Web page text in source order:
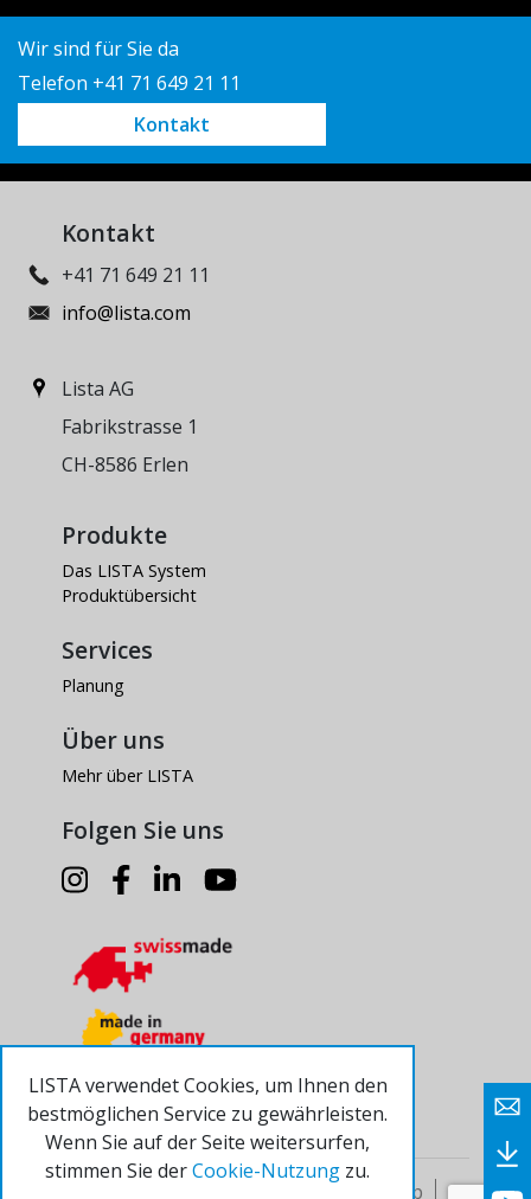
LISTA verwendet Cookies, um Ihnen den
bestmöglichen Service zu gewährleisten.
Wenn Sie auf der Seite weitersurfen,
stimmen Sie derCookie-Nutzung zu.
Wir sind für Sie da
Telefon +41 71 649 21 11
Kontakt
Kontakt
+41 71 649 21 11
info@lista.com
Lista AG
Fabrikstrasse 1
CH-8586 Erlen
Produkte
Das LISTA System
Produktübersicht
Services
Planung
Über uns
Mehr über LISTA
Folgen Sie uns
Sitemap